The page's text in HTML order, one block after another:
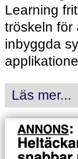
Learning
tröskeln för
inbyggda
Läs mer...